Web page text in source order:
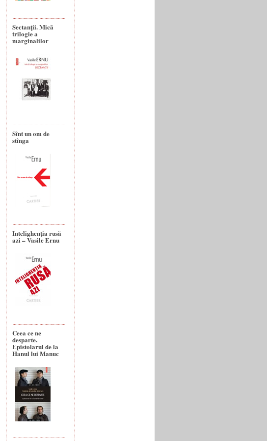
Sectanţii. Mică
trilogie a
marginalilor
Sînt un om de
stînga
Intelighenţia rusă
azi – Vasile Ernu
Ceea ce ne
desparte.
Epistolarul de la
Hanul lui Manuc